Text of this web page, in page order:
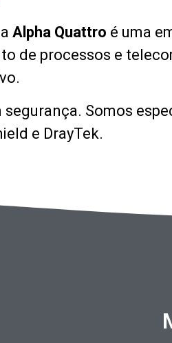
Alpha Quattro é uma
de processos e
Somos
e DrayTek.